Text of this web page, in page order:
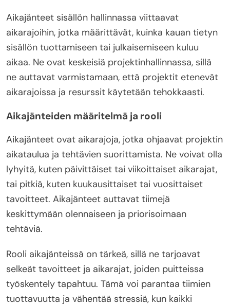
Aikajänteet sisällön hallinnassa viittaavat
aikarajoihin, jotka määrittävät, kuinka kauan tietyn
sisällön tuottamiseen tai julkaisemiseen kuluu
aikaa. Ne ovat keskeisiä projektinhallinnassa, sillä
ne auttavat varmistamaan, että projektit etenevät
aikarajoissa ja resurssit käytetään tehokkaasti.
Aikajänteiden määritelmä ja rooli
Aikajänteet ovat aikarajoja, jotka ohjaavat projektin
aikataulua ja tehtävien suorittamista. Ne voivat olla
lyhyitä, kuten päivittäiset tai viikoittaiset aikarajat,
tai pitkiä, kuten kuukausittaiset tai vuosittaiset
tavoitteet. Aikajänteet auttavat tiimejä
keskittymään olennaiseen ja priorisoimaan
tehtäviä.
Rooli aikajänteissä on tärkeä, sillä ne tarjoavat
selkeät tavoitteet ja aikarajat, joiden puitteissa
työskentely tapahtuu. Tämä voi parantaa tiimien
tuottavuutta ja vähentää stressiä, kun kaikki